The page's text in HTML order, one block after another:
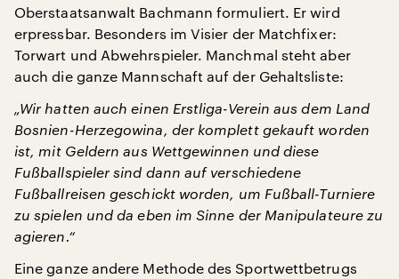
Oberstaatsanwalt Bachmann formuliert. Er wird
erpressbar. Besonders im Visier der Matchfixer:
Torwart und Abwehrspieler. Manchmal steht aber
auch die ganze Mannschaft auf der Gehaltsliste:
„Wir hatten auch einen Erstliga-Verein aus dem Land
Bosnien-Herzegowina, der komplett gekauft worden
ist, mit Geldern aus Wettgewinnen und diese
Fußballspieler sind dann auf verschiedene
Fußballreisen geschickt worden, um Fußball-Turniere
zu spielen und da eben im Sinne der Manipulateure zu
agieren.“
Eine ganze andere Methode des Sportwettbetrugs